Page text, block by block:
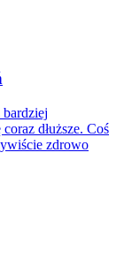
bardziej
dłuższe. Coś
zdrowo